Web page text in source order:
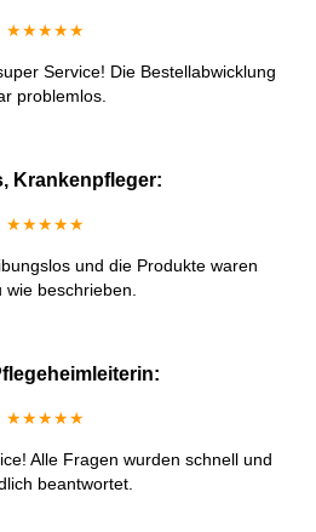
★★★★★
Service! Die Bestellabwicklung
problemlos.
Krankenpfleger:
★★★★★
und die Produkte waren
wie beschrieben.
★★★★★
Alle Fragen wurden schnell und
beantwortet.